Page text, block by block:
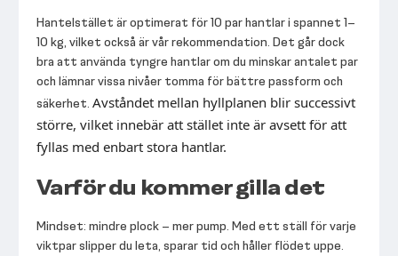
Hantelstället är optimerat för 10 par hantlar i spannet 1–
10 kg, vilket också är vår rekommendation. Det går dock
bra att använda tyngre hantlar om du minskar antalet par
och lämnar vissa nivåer tomma för bättre passform och
säkerhet. Avståndet mellan hyllplanen blir successivt
större, vilket innebär att stället inte är avsett för att
fyllas med enbart stora hantlar.
Varför du kommer gilla det
Mindset: mindre plock – mer pump. Med ett ställ för varje
viktpar slipper du leta, sparar tid och håller flödet uppe.